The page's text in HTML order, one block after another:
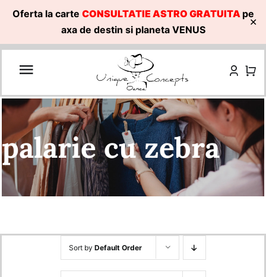
Oferta la carte CONSULTATIE ASTRO GRATUITA pe
axa de destin si planeta VENUS
✕
Skip
palarie cu zebra
Sort by Default Order